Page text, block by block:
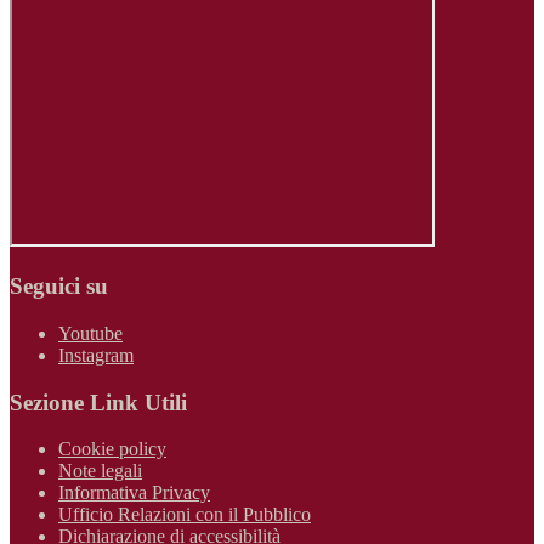
Seguici su
Youtube
Instagram
Sezione Link Utili
Cookie policy
Note legali
Informativa Privacy
Ufficio Relazioni con il Pubblico
Dichiarazione di accessibilità